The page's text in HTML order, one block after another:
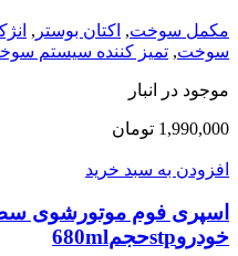
مکمل سوخت, اکتان بوستر ,
سوخت, تمیز کننده سیستم
موجود در انبار
1,990,000 تومان
افزودن به سبد خرید
اسپری فوم موتورشوی
خودروstpحجم680ml